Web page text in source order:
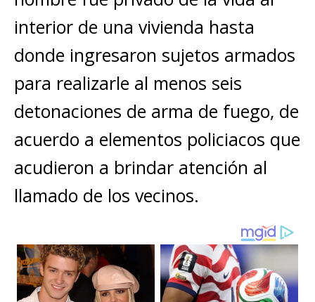
p
p
o
o
k
g
e
r
n
k
ar
ti
r
interior de una vivienda hasta
donde ingresaron sujetos armados
para realizarle al menos seis
detonaciones de arma de fuego, de
acuerdo a elementos policiacos que
acudieron a brindar atención al
llamado de los vecinos.